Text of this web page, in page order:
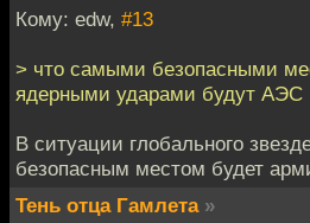
Кому: edw, #13
> что самыми безопасными
ядерными ударами будут АЭС
В ситуации глобального
безопасным местом будет
Тень отца Гамлета »